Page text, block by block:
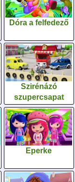
Dóra a felfedező
Szirénázó
szupercsapat
Eperke